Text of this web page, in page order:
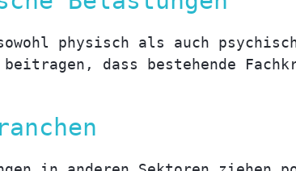
physisch als auch
dass bestehende